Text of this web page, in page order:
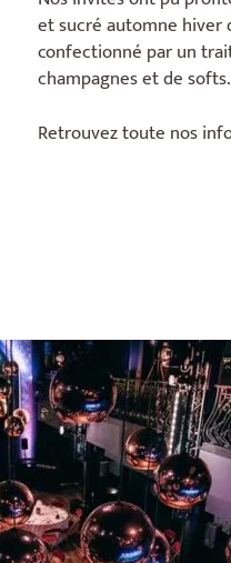
et sucré automne hiver
confectionné par un
champagnes et de softs.
Retrouvez toute nos